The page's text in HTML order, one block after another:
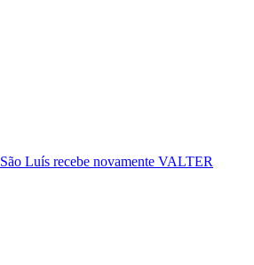
São Luís recebe novamente VALTER